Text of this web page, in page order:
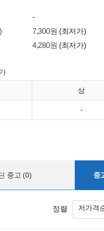
-
7,300원 (최저가)
4,280원 (최저가)
상
-
중고 (0) 중
정렬 저가격